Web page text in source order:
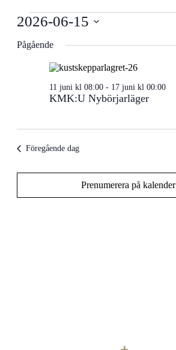
Evenemang
2026-
2026-06-15
datum.
Pågående
KMK:U Nybörjarläger
11 juni kl 08:00- 17 juni kl 00:00
Föregående dag
Prenumerera på kalender